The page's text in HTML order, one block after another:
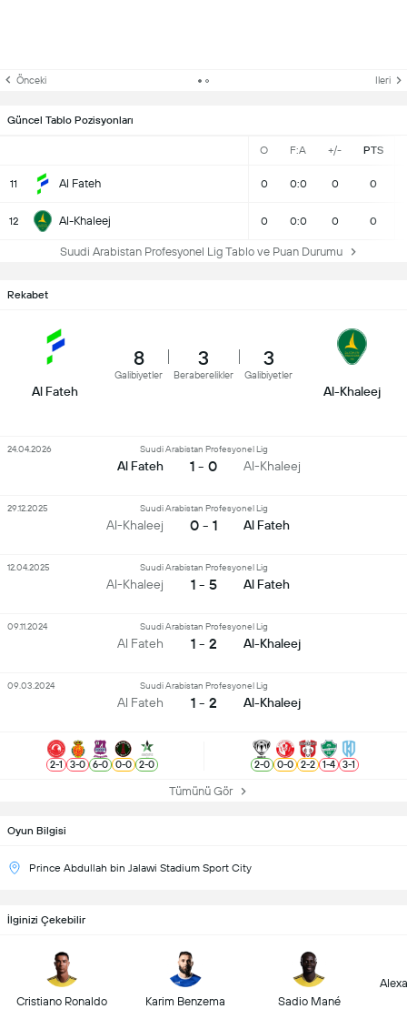
Önceki Ileri
Güncel Tablo Pozisyonları
O F:A +/- PTS
11 Al Fateh 0 0:0 0 0
12 Al-Khaleej 0 0:0 0 0
Suudi Arabistan Profesyonel Lig Tablo ve Puan Durumu
Oyun Bilgisi
Prince Abdullah bin Jalawi Stadium Sport City
Rekabet
Al Fateh
8
Galibiyetler
3
Beraberelikler
3
Galibiyetler
Al-Khaleej
Al Fateh
Suudi Arabistan Profesyonel Lig
1 - 0 Al-Khaleej
24.04.2026
Al-Khaleej
Suudi Arabistan Profesyonel Lig
0 - 1 Al Fateh
29.12.2025
Al-Khaleej
Suudi Arabistan Profesyonel Lig
1 - 5 Al Fateh
12.04.2025
Al Fateh
Suudi Arabistan Profesyonel Lig
1 - 2 Al-Khaleej
09.11.2024
Al Fateh
Suudi Arabistan Profesyonel Lig
1 - 2 Al-Khaleej
09.03.2024
2-1 3-0 6-0 0-0 2-0 2-0 0-0 2-2 1-4 3-1
Tümünü Gör
İlginizi Çekebilir
Cristiano Ronaldo Karim Benzema Sadio Mané